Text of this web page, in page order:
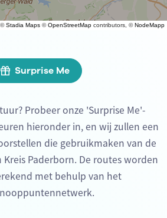
©Stadia Maps ©OpenStreetMap contributors, ©NodeMapp
Surprise Me
Probeer onze 'Surprise Me'-
hieronder in, en wij zullen een
die gebruikmaken van de
Paderborn. De routes worden
met behulp van het